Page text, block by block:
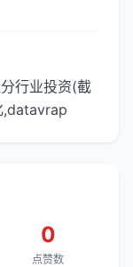
行业投资(截
,datavrap
0
点赞数